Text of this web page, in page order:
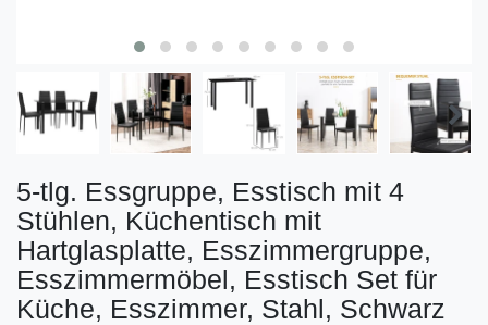
5-tlg. Essgruppe, Esstisch mit 4
Stühlen, Küchentisch mit
Hartglasplatte, Esszimmergruppe,
Esszimmermöbel, Esstisch Set für
Küche, Esszimmer, Stahl, Schwarz